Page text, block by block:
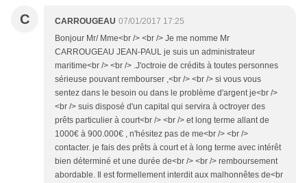
C CARROUGEAU 07/01/2017 17:25
Bonjour Mr/ Mme<br /> <br /> Je me nomme Mr
CARROUGEAU JEAN-PAUL je suis un administrateur
maritime<br /> <br /> .J'octroie de crédits à toutes personnes
sérieuse pouvant rembourser ,<br /> <br /> si vous vous
sentez dans le besoin ou dans le problème d'argent je<br />
<br /> suis disposé d'un capital qui servira à octroyer des
prêts particulier à court<br /> <br /> et long terme allant de
1000€ à 900.000€ , n'hésitez pas de me<br /> <br />
contacter. je fais des prêts à court et à long terme avec intérêt
bien déterminé et une durée de<br /> <br /> remboursement
abordable. Il est formellement interdit aux malhonnêtes de<br